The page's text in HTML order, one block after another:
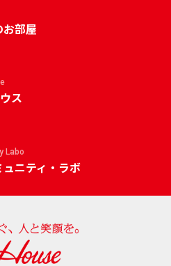
お部屋
ス
Labo
ニティ・ラボ